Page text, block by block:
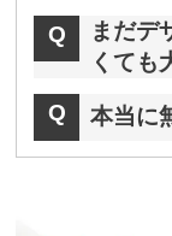
まだデ
くても
本当に